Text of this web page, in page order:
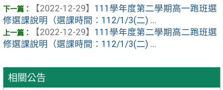
相關公告
【2022-12-29】 111學年度第二學期高一跑班選
修選課說明（選課時間：112/1/3(二) ...
【2022-12-29】 111學年度第二學期高二跑班選
修選課說明（選課時間：112/1/3(二) ...